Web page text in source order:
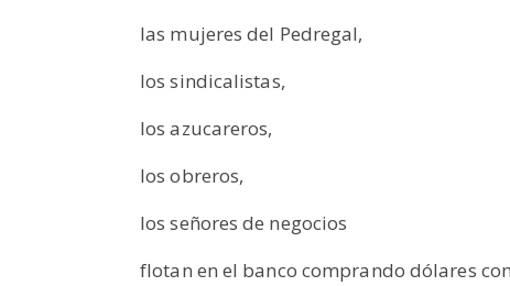
las mujeres del Pedregal,
los sindicalistas,
los azucareros,
los obreros,
los señores de negocios
flotan en el banco comprando dólares